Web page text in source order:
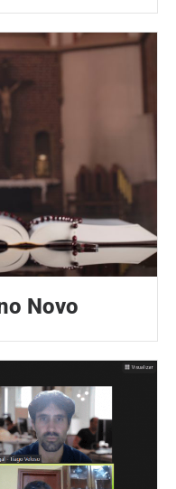
Novo